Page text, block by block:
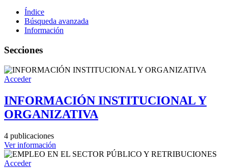
Índice
Búsqueda avanzada
Información
Secciones
Acceder
INFORMACIÓN INSTITUCIONAL Y
ORGANIZATIVA
4 publicaciones
Ver información
Acceder